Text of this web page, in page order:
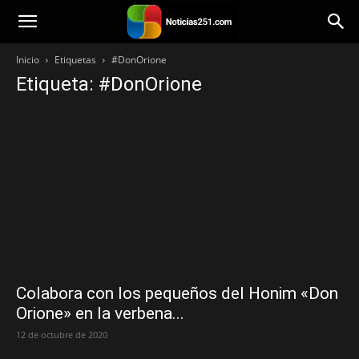
Noticias251
Inicio Etiquetas #DonOrione
Etiqueta: #DonOrione
Colabora con los pequeños del Honim «Don
Orione» en la verbena...
12 de octubre de 2020